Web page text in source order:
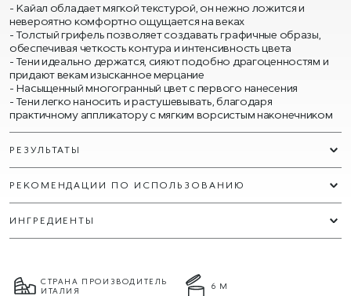
Кайал обладает мягкой текстурой, он нежно ложится и
невероятно комфортно ощущается на веках
Толстый грифель позволяет создавать графичные образы,
обеспечивая четкость контура и интенсивность цвета
Тени идеально держатся, сияют подобно драгоценностям и
придают векам изысканное мерцание
Насыщенный многогранный цвет с первого нанесения
Тени легко наносить и растушевывать, благодаря
практичному аппликатору с мягким ворсистым наконечником
РЕЗУЛЬТАТЫ
РЕКОМЕНДАЦИИ ПО ИСПОЛЬЗОВАНИЮ
ИНГРЕДИЕНТЫ
СТРАНА ПРОИЗВОДИТЕЛЬ
ИТАЛИЯ
6 М